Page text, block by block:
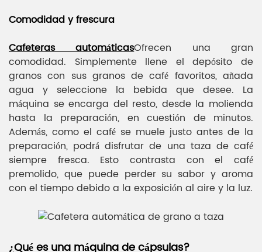
Comodidad y frescura
Cafeteras automáticasOfrecen una gran
comodidad. Simplemente llene el depósito de
granos con sus granos de café favoritos, añada
agua y seleccione la bebida que desee. La
máquina se encarga del resto, desde la molienda
hasta la preparación, en cuestión de minutos.
Además, como el café se muele justo antes de la
preparación, podrá disfrutar de una taza de café
siempre fresca. Esto contrasta con el café
premolido, que puede perder su sabor y aroma
con el tiempo debido a la exposición al aire y la luz.
¿Qué es una máquina de cápsulas?